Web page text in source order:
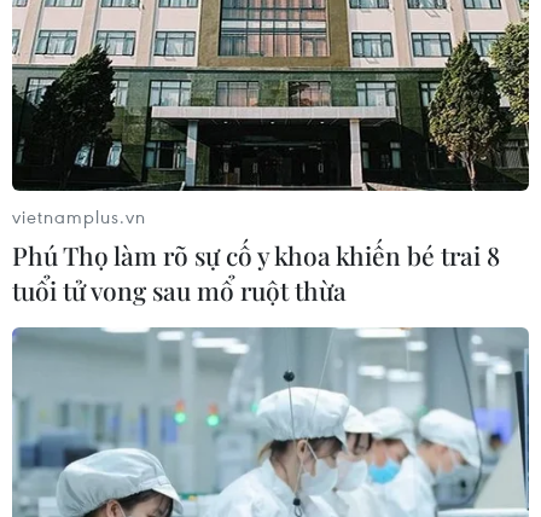
vietnamplus.vn
Phú Thọ làm rõ sự cố y khoa khiến bé trai 8
tuổi tử vong sau mổ ruột thừa